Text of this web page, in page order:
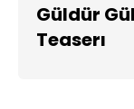
Güldür
Teaserı